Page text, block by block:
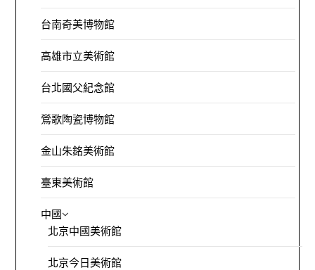
台南奇美博物館
高雄市立美術館
台北國父紀念館
鶯歌陶瓷博物館
金山朱銘美術館
臺東美術館
中國
北京中國美術館
北京今日美術館